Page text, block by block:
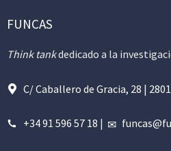
FUNCAS
Think tankdedicado a la
C/ Caballero de Gracia, 28 |
+34 91 596 57 18 |